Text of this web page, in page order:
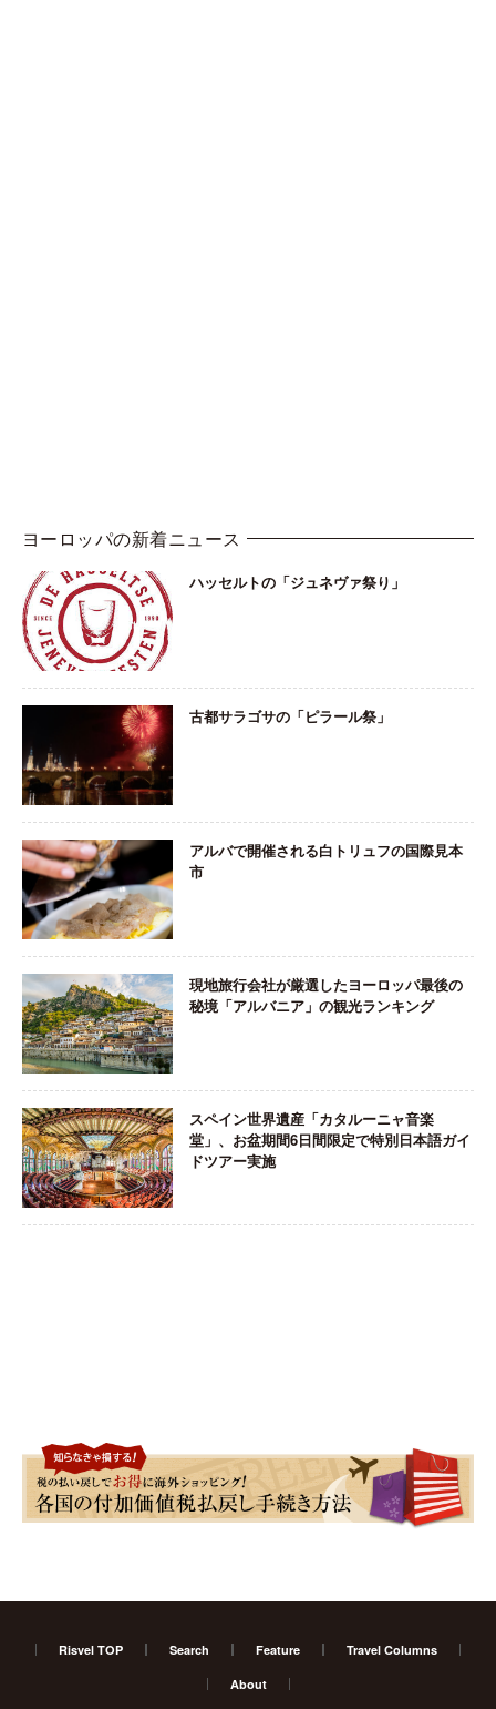
ヨーロッパの新着ニュース
ハッセルトの「ジュネヴァ祭り」
古都サラゴサの「ピラール祭」
アルバで開催される白トリュフの国際見本
市
現地旅行会社が厳選したヨーロッパ最後の
秘境「アルバニア」の観光ランキング
スペイン世界遺産「カタルーニャ音楽
堂」、お盆期間6日間限定で特別日本語ガイ
ドツアー実施
Risvel TOP Search Feature Travel Columns
About